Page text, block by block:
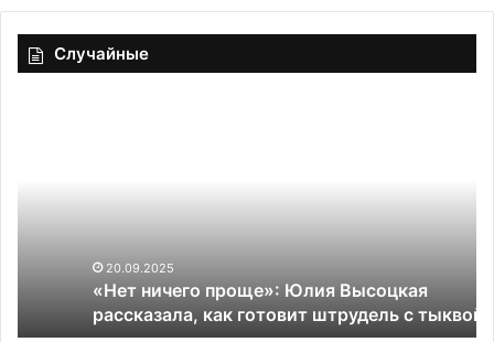
Случайные
тыквой
20.09.2025
«Нет ничего проще»: Юлия Высоцкая
рассказала, как готовит штрудель с тыквой